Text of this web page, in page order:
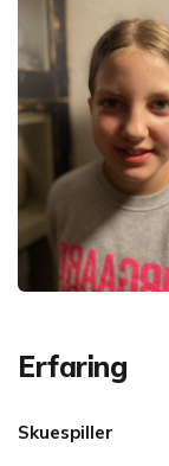
Erfaring
Skuespiller